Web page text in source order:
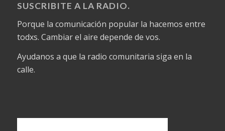
SUSCRIBITE A LA RADIO.
Porque la comunicación popular la hacemos entre
todxs. Cambiar el aire depende de vos.
Ayudanos a que la radio comunitaria siga en la
calle.